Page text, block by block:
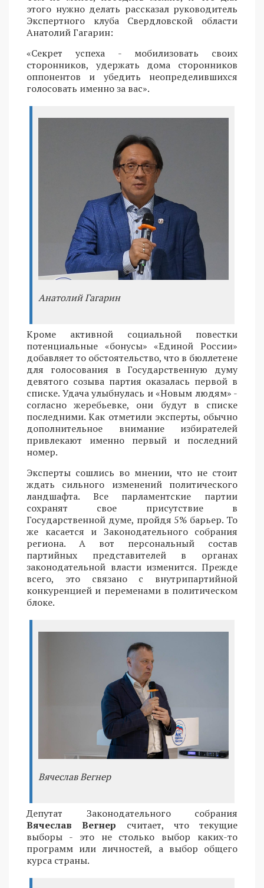
этого нужно делать рассказал руководитель
Экспертного клуба Свердловской области
Анатолий Гагарин:
«Секрет успеха - мобилизовать своих
сторонников, удержать дома сторонников
оппонентов и убедить неопределившихся
голосовать именно за вас».
Анатолий Гагарин
Кроме активной социальной повестки
потенциальные «бонусы» «Единой России»
добавляет то обстоятельство, что в бюллетене
для голосования в Государственную думу
девятого созыва партия оказалась первой в
списке. Удача улыбнулась и «Новым людям» -
согласно жеребьевке, они будут в списке
последними. Как отметили эксперты, обычно
дополнительное внимание избирателей
привлекают именно первый и последний
номер.
Эксперты сошлись во мнении, что не стоит
ждать сильного изменений политического
ландшафта. Все парламентские партии
сохранят свое присутствие в
Государственной думе, пройдя 5% барьер. То
же касается и Законодательного собрания
региона. А вот персональный состав
партийных представителей в органах
законодательной власти изменится. Прежде
всего, это связано с внутрипартийной
конкуренцией и переменами в политическом
блоке.
Вячеслав Вегнер
Депутат Законодательного собрания
Вячеслав Вегнер считает, что текущие
выборы - это не столько выбор каких-то
программ или личностей, а выбор общего
курса страны.